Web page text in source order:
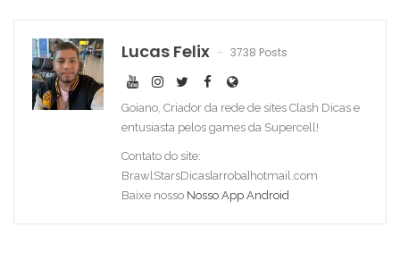
Lucas Felix 3738 Posts
Goiano, Criador da rede de sites Clash Dicas e
entusiasta pelos games da Supercell!
Contato do site:
BrawlStarsDicas[arroba]hotmail.com
Baixe nosso Nosso App Android